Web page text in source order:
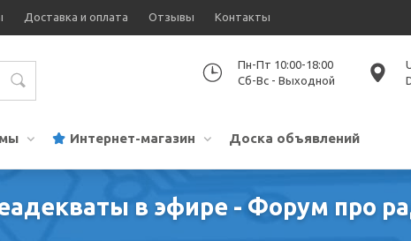
Доставка и оплата Отзывы Контакты
Пн-Пт 10:00-18:00
Сб-Вс - Выходной
Интернет-магазин Доска объявлений
в эфире - Форум про